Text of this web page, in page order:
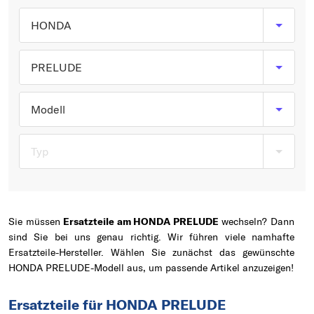
Typ wählen
HONDA
PRELUDE
Modell
Typ
Sie müssen Ersatzteile am HONDA PRELUDE wechseln? Dann
sind Sie bei uns genau richtig. Wir führen viele namhafte
Ersatzteile-Hersteller. Wählen Sie zunächst das gewünschte
HONDA PRELUDE-Modell aus, um passende Artikel anzuzeigen!
Ersatzteile für HONDA PRELUDE